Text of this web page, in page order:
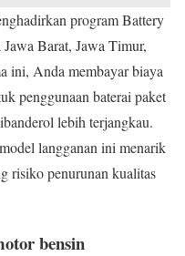
program Battery
Jawa Barat, Jawa Timur,
ini, Anda membayar biaya
penggunaan baterai paket
lebih terjangkau.
langganan ini menarik
risiko penurunan kualitas
bensin